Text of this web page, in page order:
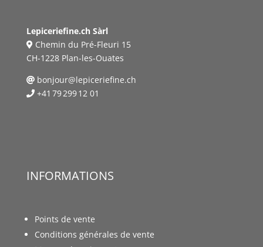
Lepiceriefine.ch Sàrl
Chemin du Pré-Fleuri 15
CH-1228 Plan-les-Ouates
bonjour@lepiceriefine.ch
+41 79 299 12 01
INFORMATIONS
Points de vente
Conditions générales de vente